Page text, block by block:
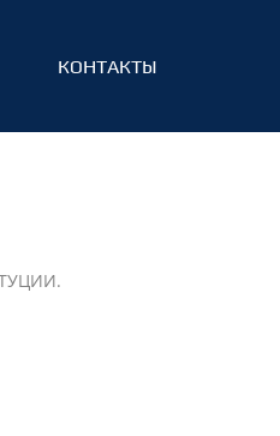
КОНТАКТЫ